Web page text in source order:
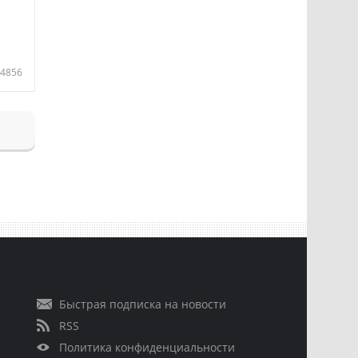
4856
Быстрая подписка на новости
RSS
Политика конфиденциальности